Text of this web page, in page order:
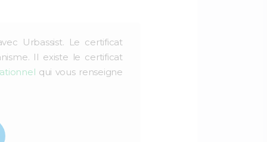
Urbassist. Le certificat
Il existe le certificat
qui vous renseigne